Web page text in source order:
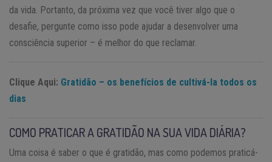
da vida. Portanto, da próxima vez que você tiver algo que o
desafie, pergunte como isso pode ajudar a desenvolver uma
consciência superior – é melhor do que reclamar.
Clique Aqui: Gratidão – os benefícios de cultivá-la todos os
dias
COMO PRATICAR A GRATIDÃO NA SUA VIDA DIÁRIA?
Uma coisa é saber o que é gratidão, mas como podemos praticá-